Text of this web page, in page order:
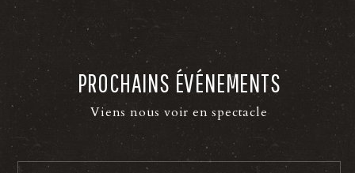
PROCHAINS ÉVÉNEMENTS
Viens nous voir en spectacle